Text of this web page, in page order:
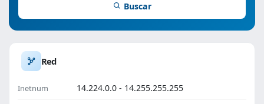
Buscar
Red
Inetnum 14.224.0.0 - 14.255.255.255